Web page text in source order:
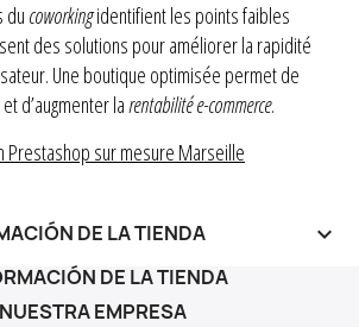
du coworkingidentifient les points faibles
des solutions pour améliorer la rapidité
Une boutique optimisée permet de
d’augmenter larentabilité e-commerce.
Prestashop sur mesure Marseille
DE LA TIENDA keyboard_arrow_down
DE LA TIENDA
NUESTRA EMPRESA